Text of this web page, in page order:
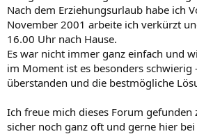
Nach dem Erziehungsurlaub habe ich
November 2001 arbeite ich verkürzt
16.00 Uhr nach Hause.
Es war nicht immer ganz einfach und
im Moment ist es besonders schwierig
überstanden und die bestmögliche
Ich freue mich dieses Forum gefunden
sicher noch ganz oft und gerne hier bei